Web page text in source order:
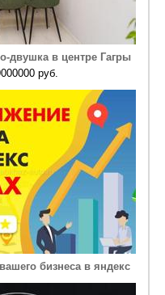
двушка в центре Гагры
руб.
бизнеса в яндекс